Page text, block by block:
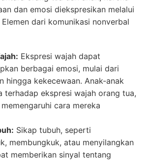
dan emosi diekspresikan melalui
dari komunikasi nonverbal
Ekspresi wajah dapat
berbagai emosi, mulai dari
hingga kekecewaan. Anak-anak
terhadap ekspresi wajah orang tua,
cara mereka
Sikap tubuh, seperti
membungkuk, atau menyilangkan
memberikan sinyal tentang